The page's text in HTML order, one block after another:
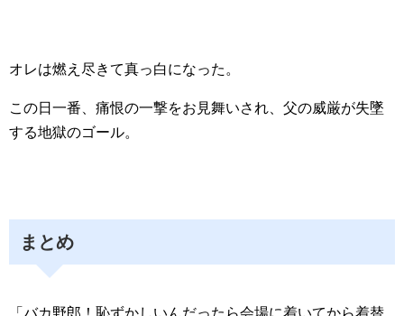
オレは燃え尽きて真っ白になった。
この日一番、痛恨の一撃をお見舞いされ、父の威厳が失墜
する地獄のゴール。
まとめ
「バカ野郎！恥ずかしいんだったら会場に着いてから着替